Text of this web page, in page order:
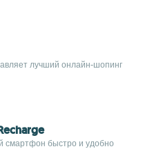
лучший онлайн-шопинг
смартфон быстро и удобно